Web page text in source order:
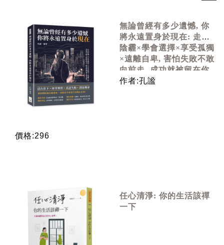
無論曾經有多少遺憾, 你
將永遠置身於現在: 走出
陰霾×學會選擇×享受孤獨
×遠離自卑, 害怕失敗不敢
向前走, 成功就被留在你
身後!
作者:孔謐
價格:296
任心清淨: 你的生活該禪
一下